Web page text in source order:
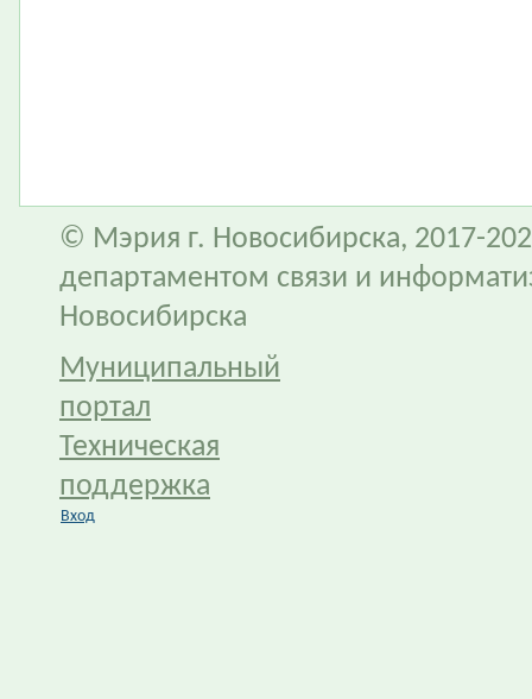
© Мэрия г. Новосибирска, 2017-
департаментом связи и
Новосибирска
Муниципальный
портал
Техническая
поддержка
Вход